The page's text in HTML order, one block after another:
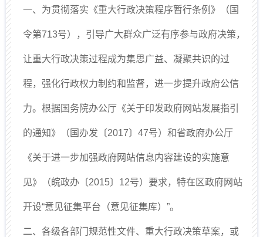
一、为贯彻落实《重大行政决策程序暂行条例》（国
令第713号），引导广大群众广泛有序参与政府决策，
让重大行政决策过程成为集思广益、凝聚共识的过
程，强化行政权力制约和监督，进一步提升政府公信
力。根据国务院办公厅《关于印发政府网站发展指引
的通知》（国办发〔2017〕47号）和省政府办公厅
《关于进一步加强政府网站信息内容建设的实施意
见》（皖政办〔2015〕12号）要求，特在区政府网站
开设“意见征集平台（意见征集库）”。
二、各级各部门规范性文件、重大行政决策草案，或